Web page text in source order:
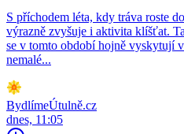
S příchodem léta, kdy tráva roste
výrazně zvyšuje i aktivita klíšťat.
se v tomto období hojně vyskytují
nemalé...
BydlímeÚtulně.cz
dnes, 11:05